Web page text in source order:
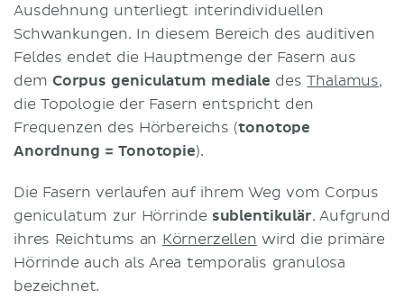
Ausdehnung unterliegt interindividuellen
Schwankungen. In diesem Bereich des auditiven
Feldes endet die Hauptmenge der Fasern aus
dem Corpus geniculatum mediale desThalamus,
die Topologie der Fasern entspricht den
Frequenzen des Hörbereichs (tonotope
Anordnung = Tonotopie).
Die Fasern verlaufen auf ihrem Weg vom Corpus
geniculatum zur Hörrinde sublentikulär. Aufgrund
ihres Reichtums an Körnerzellen wird die primäre
Hörrinde auch als Area temporalis granulosa
bezeichnet.